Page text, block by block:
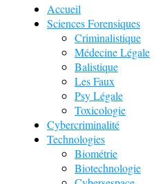
Accueil
Sciences Forensiques
Criminalistique
Médecine Légale
Balistique
Les Faux
Psy Légale
Toxicologie
Cybercriminalité
Technologies
Biométrie
Biotechnologie